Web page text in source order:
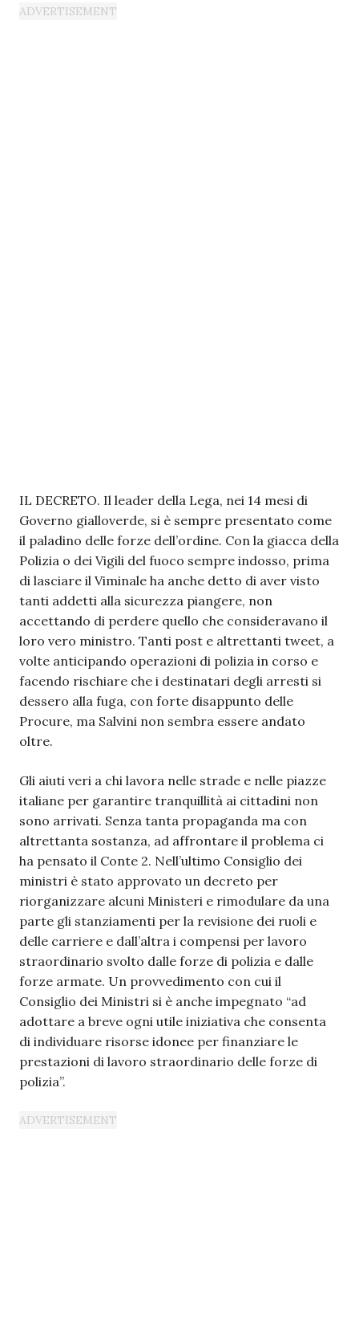
IL DECRETO. Il leader della Lega, nei 14 mesi di
Governo gialloverde, si è sempre presentato come
il paladino delle forze dell’ordine. Con la giacca della
Polizia o dei Vigili del fuoco sempre indosso, prima
di lasciare il Viminale ha anche detto di aver visto
tanti addetti alla sicurezza piangere, non
accettando di perdere quello che consideravano il
loro vero ministro. Tanti post e altrettanti tweet, a
volte anticipando operazioni di polizia in corso e
facendo rischiare che i destinatari degli arresti si
dessero alla fuga, con forte disappunto delle
Procure, ma Salvini non sembra essere andato
oltre.
Gli aiuti veri a chi lavora nelle strade e nelle piazze
italiane per garantire tranquillità ai cittadini non
sono arrivati. Senza tanta propaganda ma con
altrettanta sostanza, ad affrontare il problema ci
ha pensato il Conte 2. Nell’ultimo Consiglio dei
ministri è stato approvato un decreto per
riorganizzare alcuni Ministeri e rimodulare da una
parte gli stanziamenti per la revisione dei ruoli e
delle carriere e dall’altra i compensi per lavoro
straordinario svolto dalle forze di polizia e dalle
forze armate. Un provvedimento con cui il
Consiglio dei Ministri si è anche impegnato “ad
adottare a breve ogni utile iniziativa che consenta
di individuare risorse idonee per finanziare le
prestazioni di lavoro straordinario delle forze di
polizia”.